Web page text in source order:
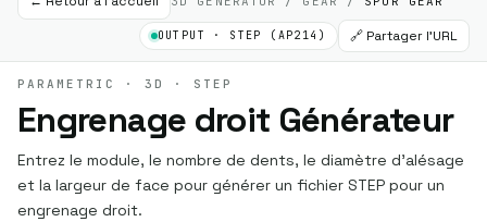
OUTPUT · STEP (AP214) 🔗 Partager l'URL
PARAMETRIC · 3D · STEP
Engrenage droit Générateur
Entrez le module, le nombre de dents, le diamètre d'alésage
et la largeur de face pour générer un fichier STEP pour un
engrenage droit.